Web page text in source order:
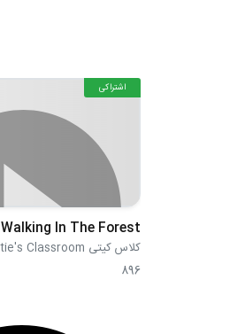
اشتراکی
Walking In The Forest
کلاس کیتی Caitie's Classroom
896